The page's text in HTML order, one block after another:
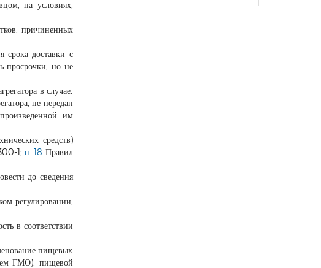
на условиях,
причиненных
срока доставки с
просрочки, но не
в случае,
не передан
им
средств)
1;п. 18 Правил
до сведения
регулировании,
в соответствии
пищевых
ГМО), пищевой